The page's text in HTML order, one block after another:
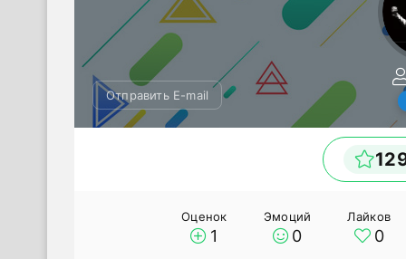
Отправить E-mail
Оценок
1
Эмоций
0
Лайков
0